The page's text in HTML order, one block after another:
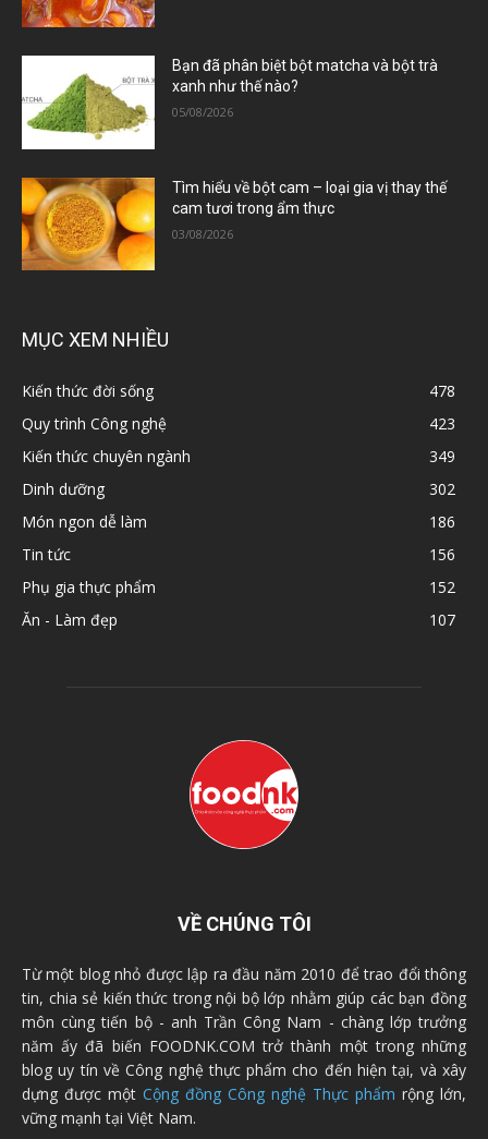
Bạn đã phân biệt bột matcha và bột trà
xanh như thế nào?
05/08/2026
Tìm hiểu về bột cam – loại gia vị thay thế
cam tươi trong ẩm thực
03/08/2026
MỤC XEM NHIỀU
Kiến thức đời sống
478
Quy trình Công nghệ
423
Kiến thức chuyên ngành
349
Dinh dưỡng
302
Món ngon dễ làm
186
Tin tức
156
Phụ gia thực phẩm
152
Ăn - Làm đẹp
107
VỀ CHÚNG TÔI
Từ một blog nhỏ được lập ra đầu năm 2010 để trao đổi thông
tin, chia sẻ kiến thức trong nội bộ lớp nhằm giúp các bạn đồng
môn cùng tiến bộ - anh Trần Công Nam - chàng lớp trưởng
năm ấy đã biến FOODNK.COM trở thành một trong những
blog uy tín về Công nghệ thực phẩm cho đến hiện tại, và xây
dựng được một Cộng đồng Công nghệ Thực phẩm rộng lớn,
vững mạnh tại Việt Nam.